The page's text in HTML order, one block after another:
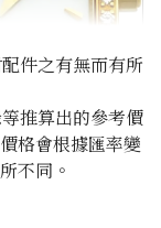
Vita
YG
White
件之有無而有所
推算出的參考價
格會根據匯率變
不同。